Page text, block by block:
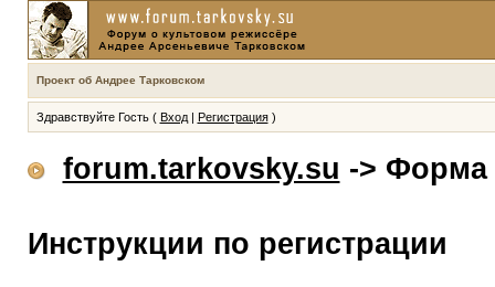
Проект об Андрее Тарковском
Здравствуйте Гость ( Вход| Регистрация)
forum.tarkovsky.su -> Форма
Инструкции по регистрации